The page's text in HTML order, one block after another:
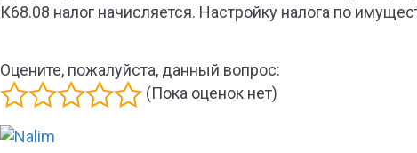
К68.08 налог начисляется. Настройку налога по
Оцените, пожалуйста, данный вопрос:
(Пока оценок нет)